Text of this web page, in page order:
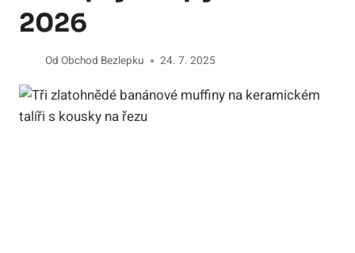
2026
Od Obchod Bezlepku 24. 7. 2025